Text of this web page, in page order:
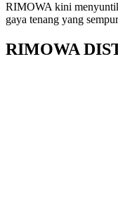
RIMOWA kini
gaya tenang yang
RIMOWA